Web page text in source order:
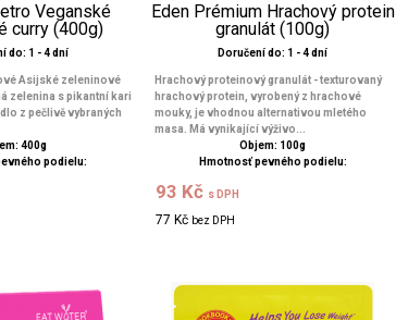
Veganské
curry (400g)
do: 1 - 4 dní
Asijské zeleninové
zelenina s pikantní kari
z pečlivě vybraných
400g
podielu:
Eden Prémium Hrachový protein
granulát (100g)
Doručení do: 1 - 4 dní
Hrachový proteinový granulát - texturovaný
hrachový protein, vyrobený z hrachové
mouky, je vhodnou alternativou mletého
masa. Má vynikající výživo...
Objem: 100g
Hmotnosť pevného podielu:
93 Kč s DPH
77 Kč bez DPH